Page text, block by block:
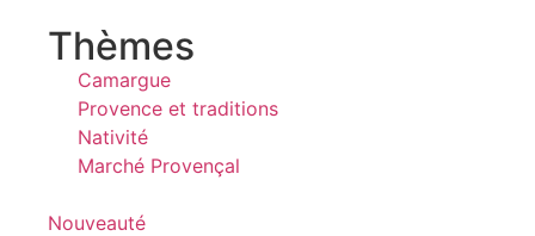
Thèmes
Camargue
Provence et traditions
Nativité
Marché Provençal
Nouveauté